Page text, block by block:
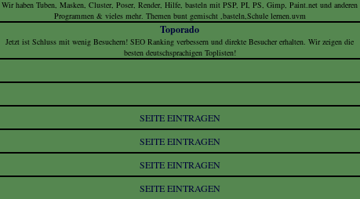
Wir haben Tuben, Masken, Cluster, Poser, Render, Hilfe, basteln mit PSP, PI, PS, Gimp, Paint.net und anderen
Programmen & vieles mehr. Themen bunt gemischt ,basteln,Schule lernen.uvm
Toporado
Jetzt ist Schluss mit wenig Besuchern! SEO Ranking verbessern und direkte Besucher erhalten. Wir zeigen die
besten deutschsprachigen Toplisten!
SEITE EINTRAGEN
SEITE EINTRAGEN
SEITE EINTRAGEN
SEITE EINTRAGEN